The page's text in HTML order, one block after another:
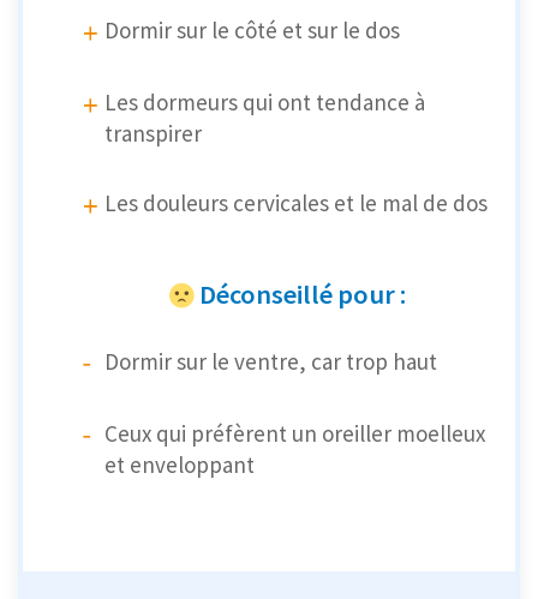
Dormir sur le côté et sur le dos
Les dormeurs qui ont tendance à
transpirer
Les douleurs cervicales et le mal de dos
Déconseillé pour :
Dormir sur le ventre, car trop haut
Ceux qui préfèrent un oreiller moelleux
et enveloppant